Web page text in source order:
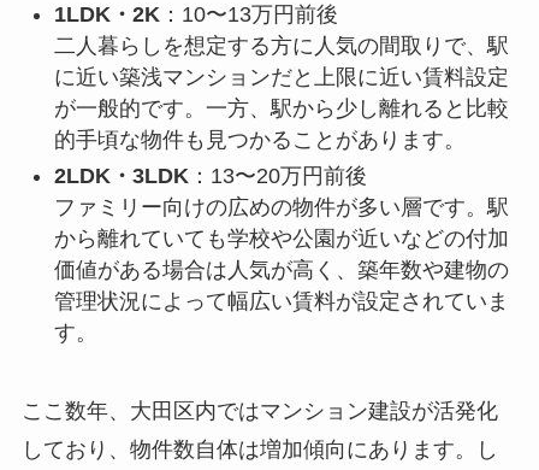
1LDK・2K ：10〜13万円前後
二人暮らしを想定する方に人気の間取りで、駅
に近い築浅マンションだと上限に近い賃料設定
が一般的です。一方、駅から少し離れると比較
的手頃な物件も見つかることがあります。
2LDK・3LDK：13〜20万円前後
ファミリー向けの広めの物件が多い層です。駅
から離れていても学校や公園が近いなどの付加
価値がある場合は人気が高く、築年数や建物の
管理状況によって幅広い賃料が設定されていま
す。
ここ数年、大田区内ではマンション建設が活発化
しており、物件数自体は増加傾向にあります。し